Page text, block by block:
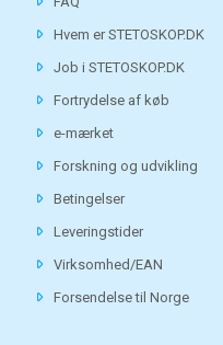
Hvem er STETOSKOP.DK
Job i STETOSKOP.DK
Fortrydelse af køb
e-mærket
Forskning og udvikling
Betingelser
Leveringstider
Virksomhed/EAN
Forsendelse til Norge